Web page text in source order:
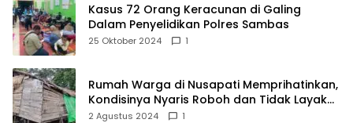
Kasus 72 Orang Keracunan di Galing
Dalam Penyelidikan Polres Sambas
25 Oktober 2024 1
Rumah Warga di Nusapati Memprihatinkan,
Kondisinya Nyaris Roboh dan Tidak Layak
Huni
2 Agustus 2024 1